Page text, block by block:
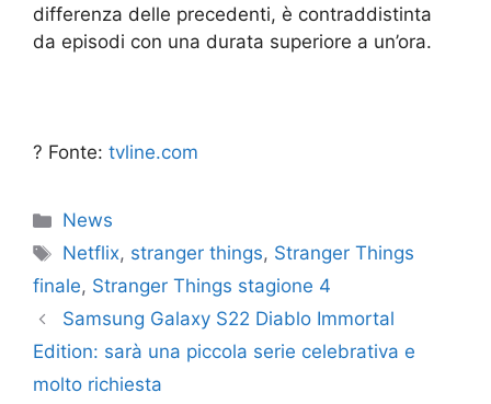
differenza delle precedenti, è contraddistinta
da episodi con una durata superiore a un’ora.
? Fonte: tvline.com
Categorie
News
Tag
Netflix, stranger things, Stranger Things
finale, Stranger Things stagione 4
Samsung Galaxy S22 Diablo Immortal
Edition: sarà una piccola serie celebrativa e
molto richiesta